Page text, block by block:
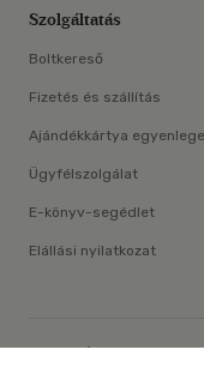
Szolgáltatás
Boltkereső
Fizetés és szállítás
Ajándékkártya egyenlege
Ügyfélszolgálat
E-könyv-segédlet
Elállási nyilatkozat